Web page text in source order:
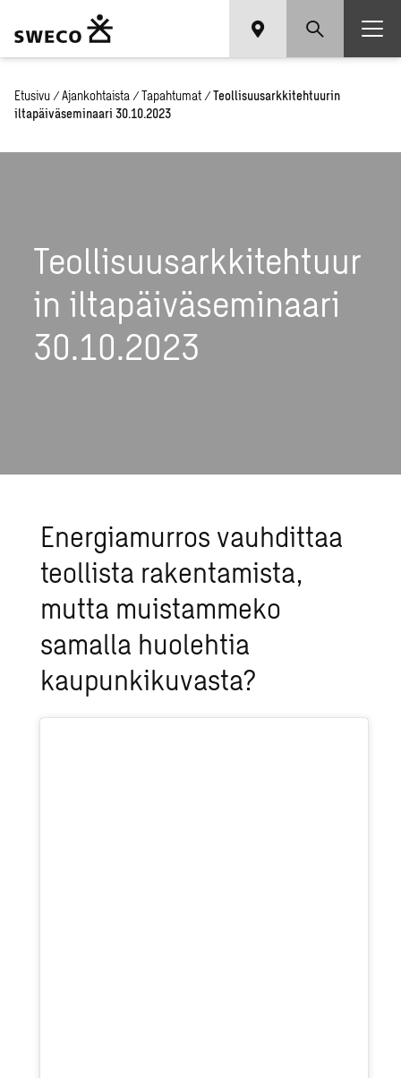
Etusivu / Ajankohtaista / Tapahtumat / Teollisuusarkkitehtuurin
iltapäiväseminaari 30.10.2023
Teollisuusarkkitehtuur
in iltapäiväseminaari
30.10.2023
Energiamurros vauhdittaa
teollista rakentamista,
mutta muistammeko
samalla huolehtia
kaupunkikuvasta?